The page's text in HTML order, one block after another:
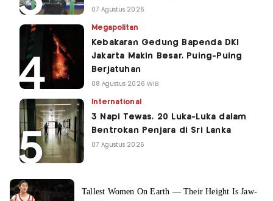
07 Agustus 2026
Megapolitan
Kebakaran Gedung Bapenda DKI
Jakarta Makin Besar, Puing-Puing
Berjatuhan
08 Agustus 2026 WIB
International
3 Napi Tewas, 20 Luka-Luka dalam
Bentrokan Penjara di Sri Lanka
07 Agustus 2026